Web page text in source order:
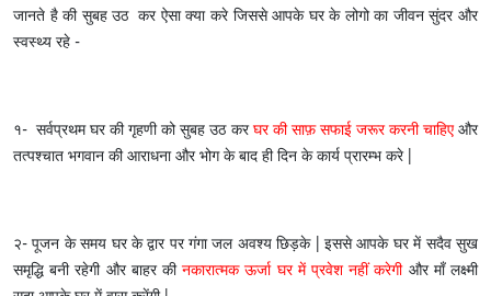
जानते है की सुबह उठ कर ऐसा क्या करे जिससे आपके घर के लोगो का जीवन सुंदर और
स्वस्थ्य रहे -
१- सर्वप्रथम घर की गृहणी को सुबह उठ करघर की साफ़ सफाई जरूर करनी चाहिएऔर
तत्पश्चात भगवान की आराधना और भोग के बाद ही दिन के कार्य प्रारम्भ करे |
२- पूजन के समय घर के द्वार पर गंगा जल अवश्य छिड़के | इससे आपके घर में सदैव सुख
समृद्धि बनी रहेगी और बाहर कीनकारात्मक ऊर्जा घर में प्रवेश नहीं करेगीऔर माँ लक्ष्मी